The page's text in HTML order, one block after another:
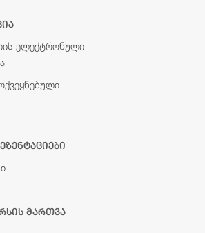
ელექტრონული
მართვა